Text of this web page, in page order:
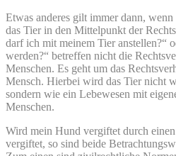
Etwas anderes gilt immer dann,
das Tier in den Mittelpunkt der
darf ich mit meinem Tier anstellen?“
werden?“ betreffen nicht die
Menschen. Es geht um das
Mensch. Hierbei wird das Tier nicht
sondern wie ein Lebewesen mit
Menschen.
Wird mein Hund vergiftet durch
vergiftet, so sind beide